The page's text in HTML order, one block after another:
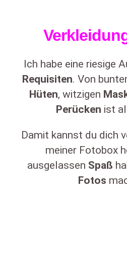
Ich habe eine riesige
Requisiten. Von
Hüten, witzigen
Perücken ist
Damit kannst du dich
meiner Fotobox
ausgelassen Spaß
Fotos